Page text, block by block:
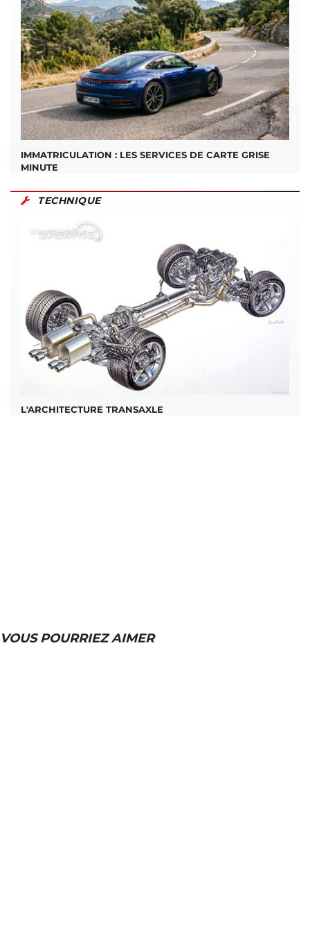
IMMATRICULATION : LES SERVICES DE CARTE GRISE
MINUTE
TECHNIQUE
L'ARCHITECTURE TRANSAXLE
VOUS POURRIEZ AIMER